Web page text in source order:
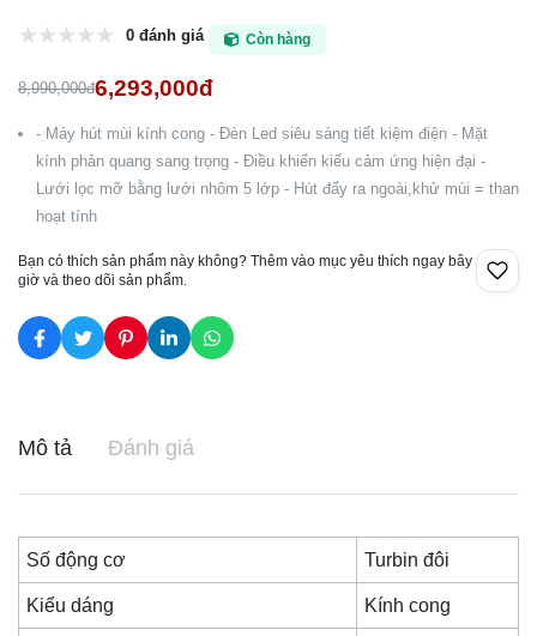
0 đánh giá Còn hàng
8,990,000đ6,293,000đ
- Máy hút mùi kính cong - Đèn Led siêu sáng tiết kiệm điện - Mặt
kính phản quang sang trọng - Điều khiển kiểu cảm ứng hiện đại -
Lưới lọc mỡ bằng lưới nhôm 5 lớp - Hút đẩy ra ngoài,khử mùi = than
hoạt tính
Bạn có thích sản phẩm này không? Thêm vào mục yêu thích ngay bây
giờ và theo dõi sản phẩm.
Mô tả Đánh giá
Số động cơ Turbin đôi
Kiểu dáng Kính cong